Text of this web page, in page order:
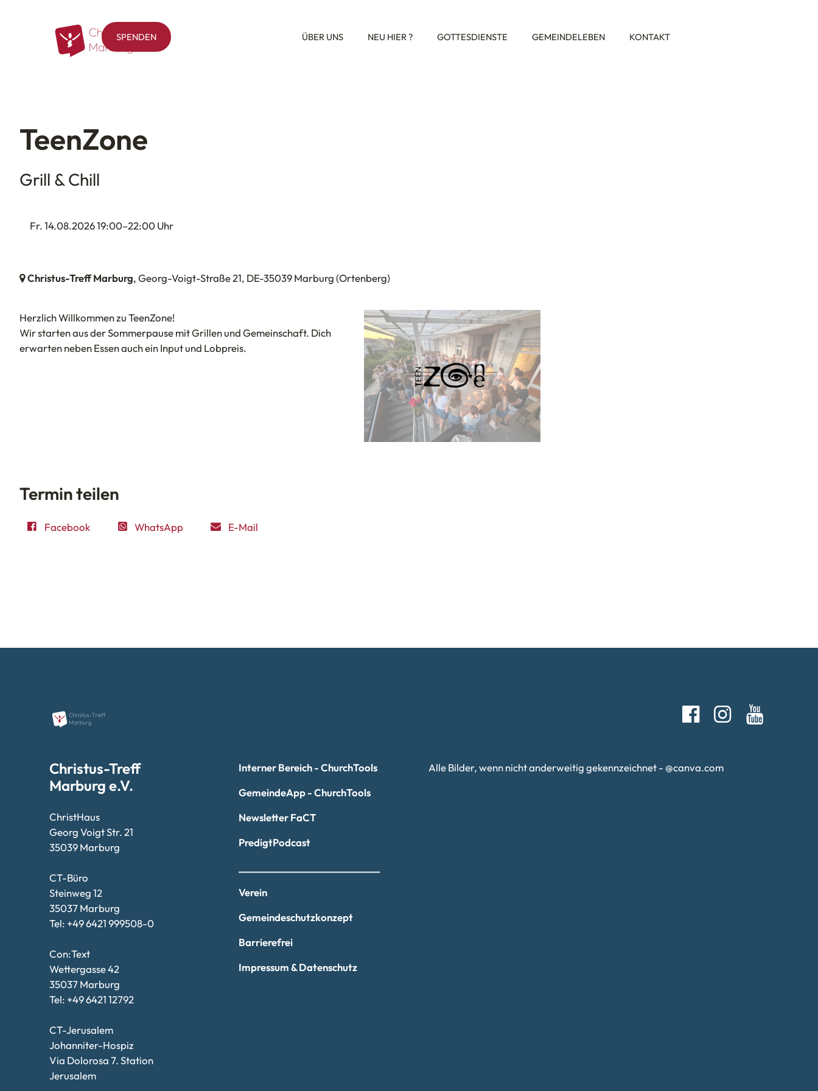
SPENDEN ÜBER UNS NEU HIER ? GOTTESDIENSTE GEMEINDELEBEN KONTAKT
TeenZone
Grill & Chill
Fr. 14.08.2026 19:00–22:00 Uhr
Christus-Treff Marburg, Georg-Voigt-Straße 21, DE-35039 Marburg(Ortenberg)
Herzlich Willkommen zu TeenZone!
Wir starten aus der Sommerpause mit Grillen und Gemeinschaft. Dich
erwarten neben Essen auch ein Input und Lobpreis.
Termin teilen
Facebook WhatsApp E-Mail
Christus-Treff
Marburg e.V.
ChristHaus
Georg Voigt Str. 21
35039 Marburg
CT-Büro
Steinweg 12
35037 Marburg
Tel: +49 6421 999508-0
Con:Text
Wettergasse 42
35037 Marburg
Tel: +49 6421 12792
CT-Jerusalem
Johanniter-Hospiz
Via Dolorosa 7. Station
Jerusalem
Interner Bereich - ChurchTools
GemeindeApp - ChurchTools
Newsletter FaCT
PredigtPodcast
Verein
Gemeindeschutzkonzept
Barrierefrei
Impressum & Datenschutz
Alle Bilder, wenn nicht anderweitig gekennzeichnet - @canva.com